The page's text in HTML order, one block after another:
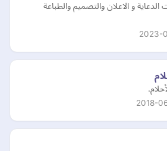
و الاعلان والتصميم والطباعة
2023-
2018-